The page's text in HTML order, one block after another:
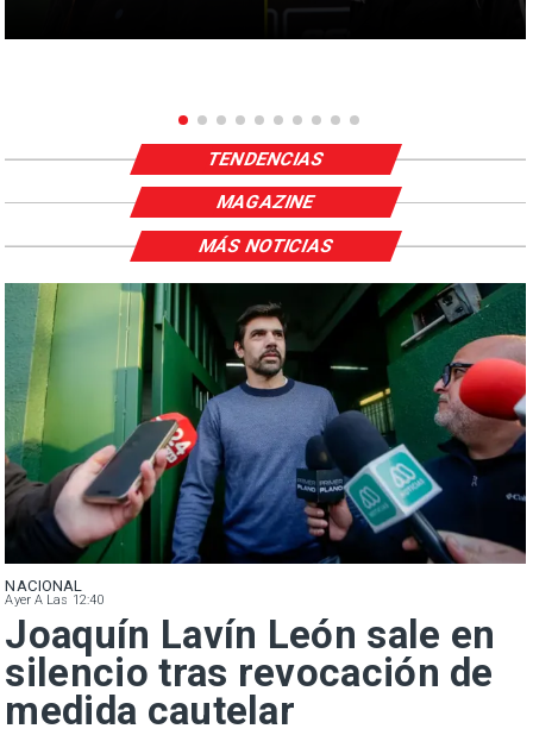
TENDENCIAS
MAGAZINE
NACIONAL
Ayer A Las 12:40
Joaquín Lavín León sale en
silencio tras revocación de
medida cautelar
MÁS NOTICIAS